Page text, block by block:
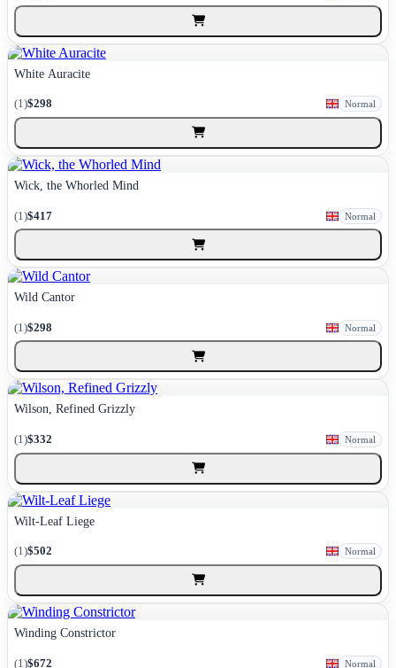
White Auracite
(1)$298 Normal
Wick, the Whorled Mind
(1)$417 Normal
Wild Cantor
(1)$298 Normal
Wilson, Refined Grizzly
(1)$332 Normal
Wilt-Leaf Liege
(1)$502 Normal
Winding Constrictor
(1)$672 Normal